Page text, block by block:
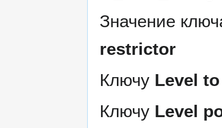
Значение
restrictor
Ключу Level
Ключу Level